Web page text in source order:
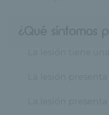
· La lesión tiene
· La lesión presenta
· La lesión presenta